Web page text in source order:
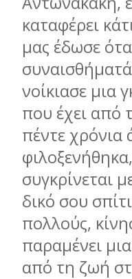
καταφέρει
µας έδωσε
νοίκιασε µια
που έχει από
πέντε χρόνια
συγκρίνεται
δικό σου
πολλούς,
παραµένει
από τη ζωή